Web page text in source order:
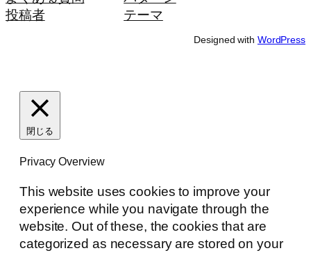
投稿者
テーマ
Designed with WordPress
閉じる
Privacy Overview
This website uses cookies to improve your
experience while you navigate through the
website. Out of these, the cookies that are
categorized as necessary are stored on your